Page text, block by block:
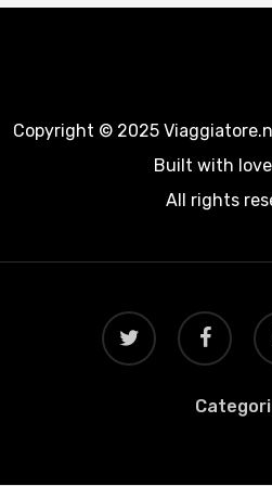
Copyright © 2025
Built with
All rights
twitter facebook